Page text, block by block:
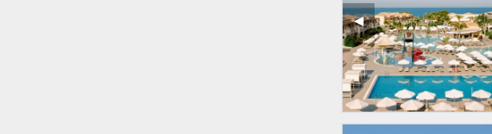
◀︎